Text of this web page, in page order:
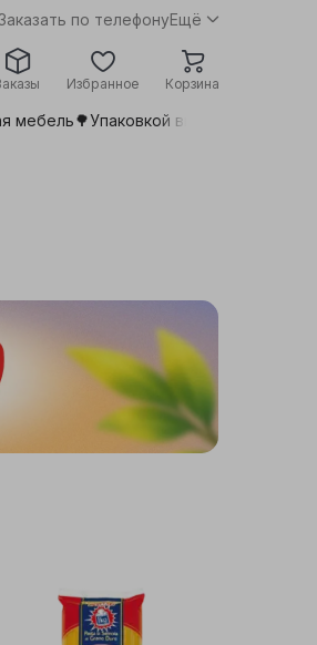
по телефонуЕщё
Избранное Корзина
мебель🌳Упаковкой выгоднее📦